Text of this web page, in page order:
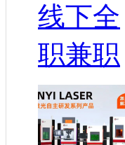
线下全
职兼职